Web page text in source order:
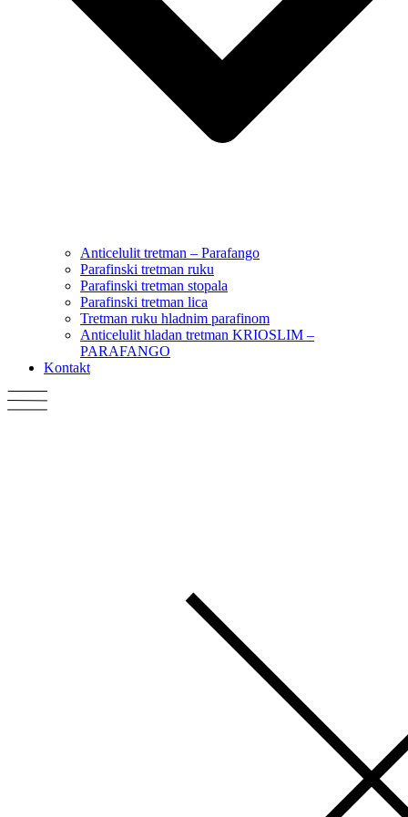
Anticelulit tretman – Parafango
Parafinski tretman ruku
Parafinski tretman stopala
Parafinski tretman lica
Tretman ruku hladnim parafinom
Anticelulit hladan tretman KRIOSLIM –
PARAFANGO
Kontakt